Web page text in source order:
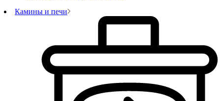
Камины и печи